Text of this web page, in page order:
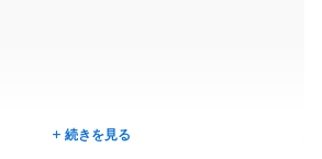
続きを見る